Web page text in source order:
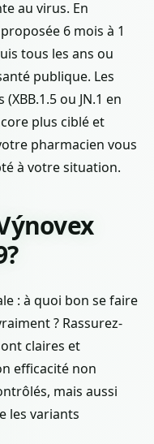
au virus. En
6 mois à 1
tous les ans ou
publique. Les
ou JN.1 en
plus ciblé et
pharmacien vous
à votre situation.
: à quoi bon se faire
? Rassurez-
claires et
efficacité non
mais aussi
les variants